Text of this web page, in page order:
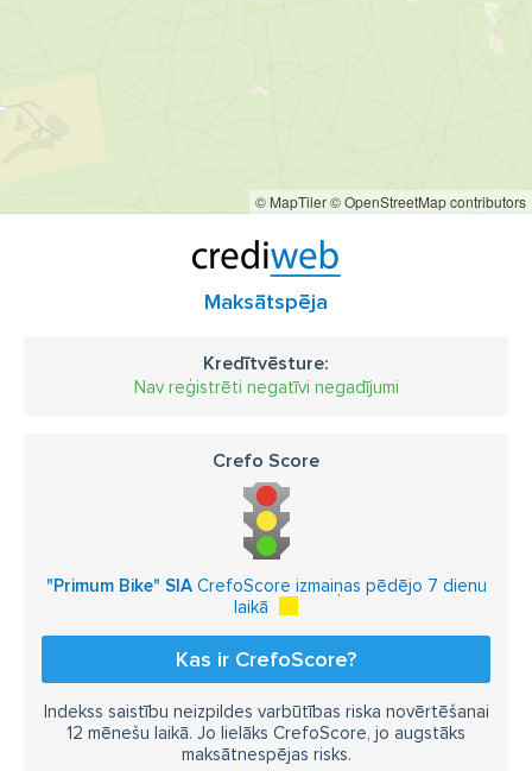
© MapTiler© OpenStreetMap contributors
Maksātspēja
Kredītvēsture:
Nav reģistrēti negatīvi negadījumi
Crefo Score
"Primum Bike" SIACrefoScore izmaiņas pēdējo 7 dienu
laikā
Kas ir CrefoScore?
Indekss saistību neizpildes varbūtības riska novērtēšanai
12 mēnešu laikā. Jo lielāks CrefoScore, jo augstāks
maksātnespējas risks.